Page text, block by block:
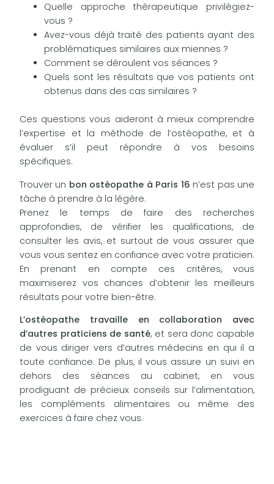
Quelle approche thérapeutique privilégiez-
vous ?
Avez-vous déjà traité des patients ayant des
problématiques similaires aux miennes ?
Comment se déroulent vos séances ?
Quels sont les résultats que vos patients ont
obtenus dans des cas similaires ?
Ces questions vous aideront à mieux comprendre
l’expertise et la méthode de l’ostéopathe, et à
évaluer s’il peut répondre à vos besoins
spécifiques.
Trouver un bon ostéopathe à Paris 16 n’est pas une
tâche à prendre à la légère.
Prenez le temps de faire des recherches
approfondies, de vérifier les qualifications, de
consulter les avis, et surtout de vous assurer que
vous vous sentez en confiance avec votre praticien.
En prenant en compte ces critères, vous
maximiserez vos chances d’obtenir les meilleurs
résultats pour votre bien-être.
L’ostéopathe travaille en collaboration avec
d’autres praticiens de santé, et sera donc capable
de vous diriger vers d’autres médecins en qui il a
toute confiance. De plus, il vous assure un suivi en
dehors des séances au cabinet, en vous
prodiguant de précieux conseils sur l’alimentation,
les compléments alimentaires ou même des
exercices à faire chez vous.